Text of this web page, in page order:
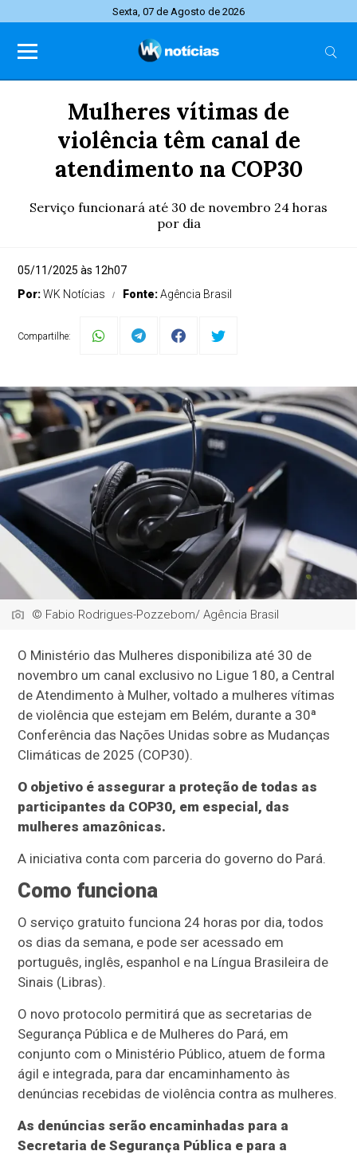
Sexta, 07 de Agosto de 2026
Mulheres vítimas de
violência têm canal de
atendimento na COP30
Serviço funcionará até 30 de novembro 24 horas
por dia
05/11/2025 às 12h07
Por:WK Notícias Fonte:Agência Brasil
Compartilhe:
© Fabio Rodrigues-Pozzebom/ Agência Brasil
O Ministério das Mulheres disponibiliza até 30 de
novembro um canal exclusivo no Ligue 180, a Central
de Atendimento à Mulher, voltado a mulheres vítimas
de violência que estejam em Belém, durante a 30ª
Conferência das Nações Unidas sobre as Mudanças
Climáticas de 2025 (COP30).
O objetivo é assegurar a proteção de todas as
participantes da COP30, em especial, das
mulheres amazônicas.
A iniciativa conta com parceria do governo do Pará.
Como funciona
O serviço gratuito funciona 24 horas por dia, todos
os dias da semana, e pode ser acessado em
português, inglês, espanhol e na Língua Brasileira de
Sinais (Libras).
O novo protocolo permitirá que as secretarias de
Segurança Pública e de Mulheres do Pará, em
conjunto com o Ministério Público, atuem de forma
ágil e integrada, para dar encaminhamento às
denúncias recebidas de violência contra as mulheres.
As denúncias serão encaminhadas para a
Secretaria de Segurança Pública e para a